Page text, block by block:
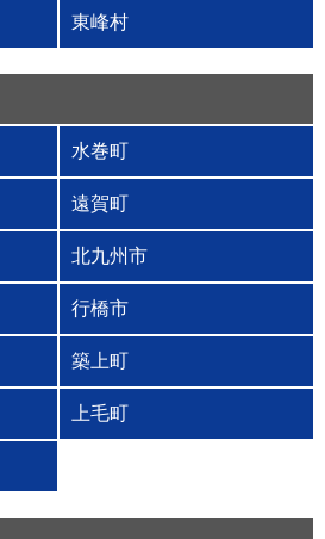
東峰村
水巻町
遠賀町
北九州市
行橋市
築上町
上毛町